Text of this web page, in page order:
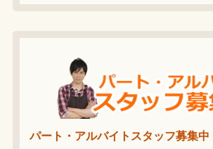
パート・アルバイトスタッフ募集中